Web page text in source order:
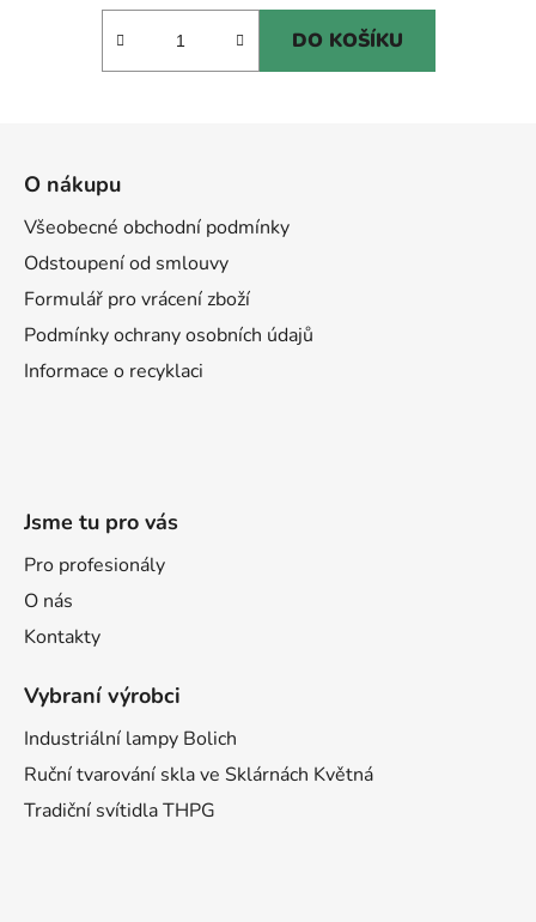
DO KOŠÍKU
O nákupu
Všeobecné obchodní podmínky
Odstoupení od smlouvy
Formulář pro vrácení zboží
Podmínky ochrany osobních údajů
Informace o recyklaci
Jsme tu pro vás
Pro profesionály
O nás
Kontakty
Vybraní výrobci
Industriální lampy Bolich
Ruční tvarování skla ve Sklárnách Květná
Tradiční svítidla THPG